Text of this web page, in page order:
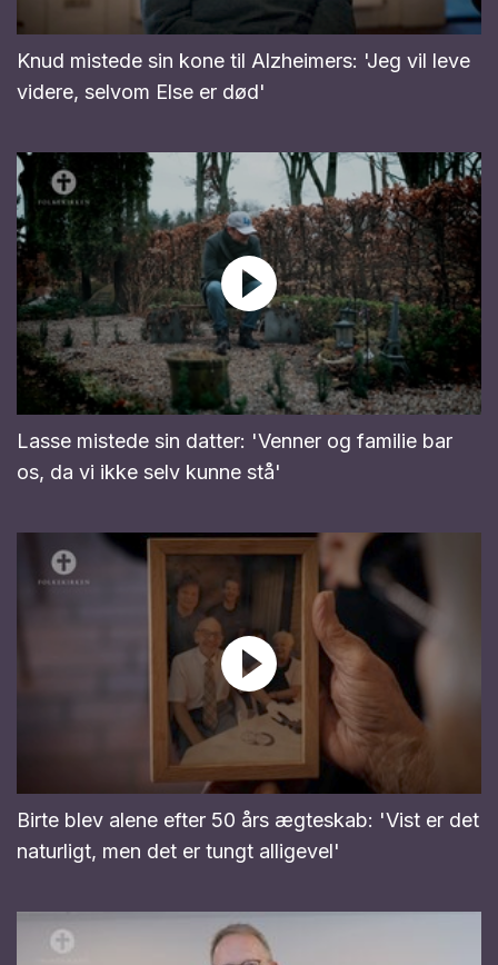
Knud mistede sin kone til Alzheimers: 'Jeg vil leve
videre, selvom Else er død'
Lasse mistede sin datter: 'Venner og familie bar
os, da vi ikke selv kunne stå'
Birte blev alene efter 50 års ægteskab: 'Vist er det
naturligt, men det er tungt alligevel'